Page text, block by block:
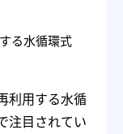
る水循環式
利用する水循
注目されてい